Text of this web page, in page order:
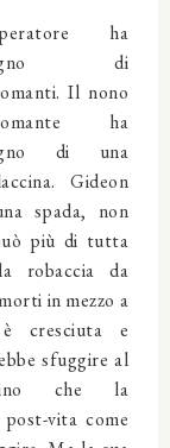
ha
di
Il nono
ha
di una
Gideon
spada, non
più di tutta
robaccia da
in mezzo a
cresciuta e
sfuggire al
che la
vita come